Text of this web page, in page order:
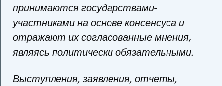
принимаются государствами-
участниками на основе консенсуса и
отражают их согласованные мнения,
являясь политически обязательными.
Выступления, заявления, отчеты,